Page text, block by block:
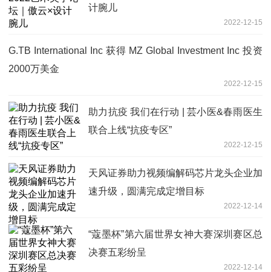
计腕儿
2022-12-15
G.TB International Inc 获得 MZ Global Investment Inc 投资
2000万美金
2022-12-15
助力抗疫 我们在行动 | 芸小医&春雨医生
联合上线“抗疫专区”
2022-12-15
天风证券助力视频编解码芯片龙头企业加
速升级，圆满完成定增目标
2022-12-14
“蔻墨杯”第六届世界女神大赛深圳赛区总
决赛五彩纷呈
2022-12-14